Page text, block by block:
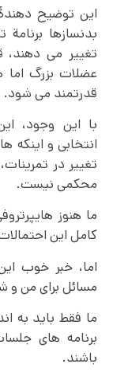
این توضیح
بدنسازها
تغییر می
عضلات بزرگ اما
قدرتمند می شود.
با این وجود،
انتخابی و اینکه
تغییر در
محکمی نیست.
ما هنوز
کامل این
اما، خبر خوب
مسائل برای من و
ما فقط باید به
برنامه های
باشند.